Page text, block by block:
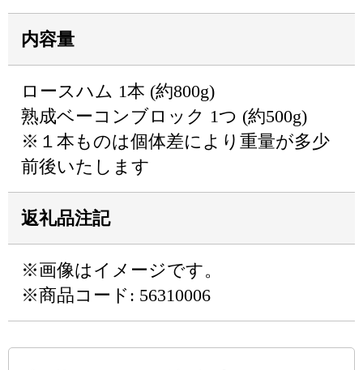
内容量
ロースハム 1本 (約800g)
熟成ベーコンブロック 1つ (約500g)
※１本ものは個体差により重量が多少
前後いたします
返礼品注記
※画像はイメージです。
※商品コード: 56310006